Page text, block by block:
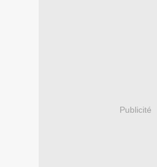
Publicité